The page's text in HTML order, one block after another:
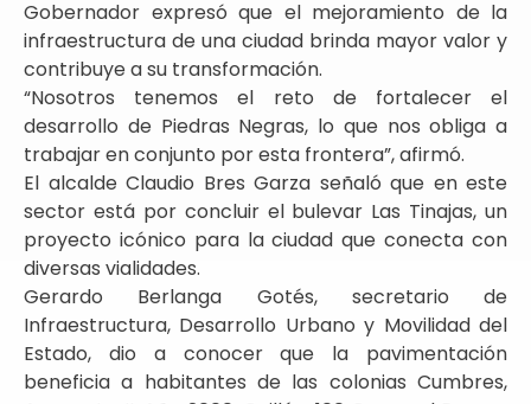
Gobernador expresó que el mejoramiento de la
infraestructura de una ciudad brinda mayor valor y
contribuye a su transformación.
“Nosotros tenemos el reto de fortalecer el
desarrollo de Piedras Negras, lo que nos obliga a
trabajar en conjunto por esta frontera”, afirmó.
El alcalde Claudio Bres Garza señaló que en este
sector está por concluir el bulevar Las Tinajas, un
proyecto icónico para la ciudad que conecta con
diversas vialidades.
Gerardo Berlanga Gotés, secretario de
Infraestructura, Desarrollo Urbano y Movilidad del
Estado, dio a conocer que la pavimentación
beneficia a habitantes de las colonias Cumbres,